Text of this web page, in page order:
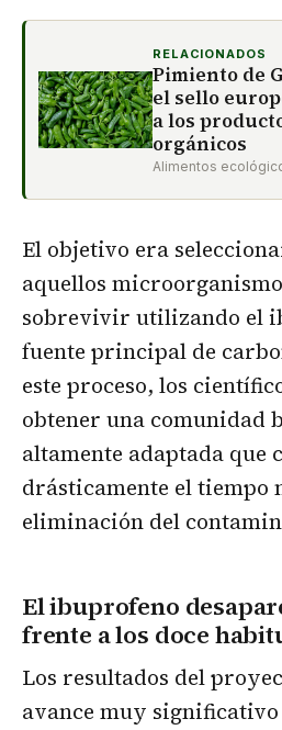
RELACIONADOS
Pimiento de
el sello
a los
orgánicos
Alimentos
El objetivo era
aquellos
sobrevivir utilizando el
fuente principal de
este proceso, los
obtener una comunidad
altamente adaptada que
drásticamente el tiempo
eliminación del
El ibuprofeno
frente a los doce
Los resultados del
avance muy